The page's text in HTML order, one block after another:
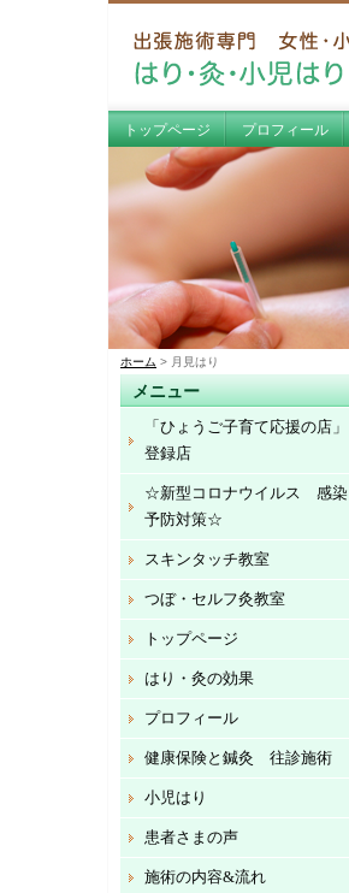
トップページ プロフィール
ホーム > 月見はり
メニュー
「ひょうご子育て応援の店」
登録店
☆新型コロナウイルス 感染
予防対策☆
スキンタッチ教室
つぼ・セルフ灸教室
トップページ
はり・灸の効果
プロフィール
健康保険と鍼灸 往診施術
小児はり
患者さまの声
施術の内容&流れ